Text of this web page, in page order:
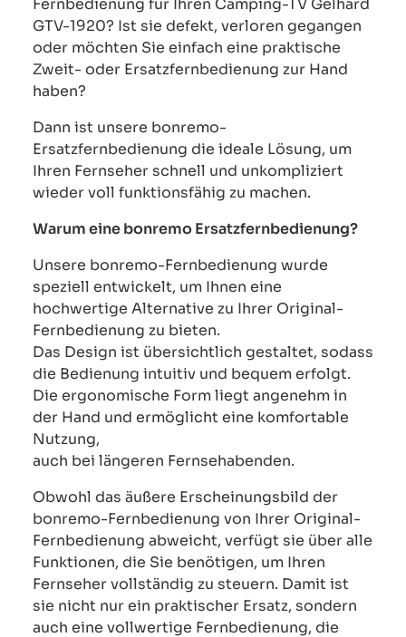
Fernbedienung für Ihren Camping-TV Gelhard
GTV-1920? Ist sie defekt, verloren gegangen
oder möchten Sie einfach eine praktische
Zweit- oder Ersatzfernbedienung zur Hand
haben?
Dann ist unsere bonremo-
Ersatzfernbedienung die ideale Lösung, um
Ihren Fernseher schnell und unkompliziert
wieder voll funktionsfähig zu machen.
Warum eine bonremo Ersatzfernbedienung?
Unsere bonremo-Fernbedienung wurde
speziell entwickelt, um Ihnen eine
hochwertige Alternative zu Ihrer Original-
Fernbedienung zu bieten.
Das Design ist übersichtlich gestaltet, sodass
die Bedienung intuitiv und bequem erfolgt.
Die ergonomische Form liegt angenehm in
der Hand und ermöglicht eine komfortable
Nutzung,
auch bei längeren Fernsehabenden.
Obwohl das äußere Erscheinungsbild der
bonremo-Fernbedienung von Ihrer Original-
Fernbedienung abweicht, verfügt sie über alle
Funktionen, die Sie benötigen, um Ihren
Fernseher vollständig zu steuern. Damit ist
sie nicht nur ein praktischer Ersatz, sondern
auch eine vollwertige Fernbedienung, die